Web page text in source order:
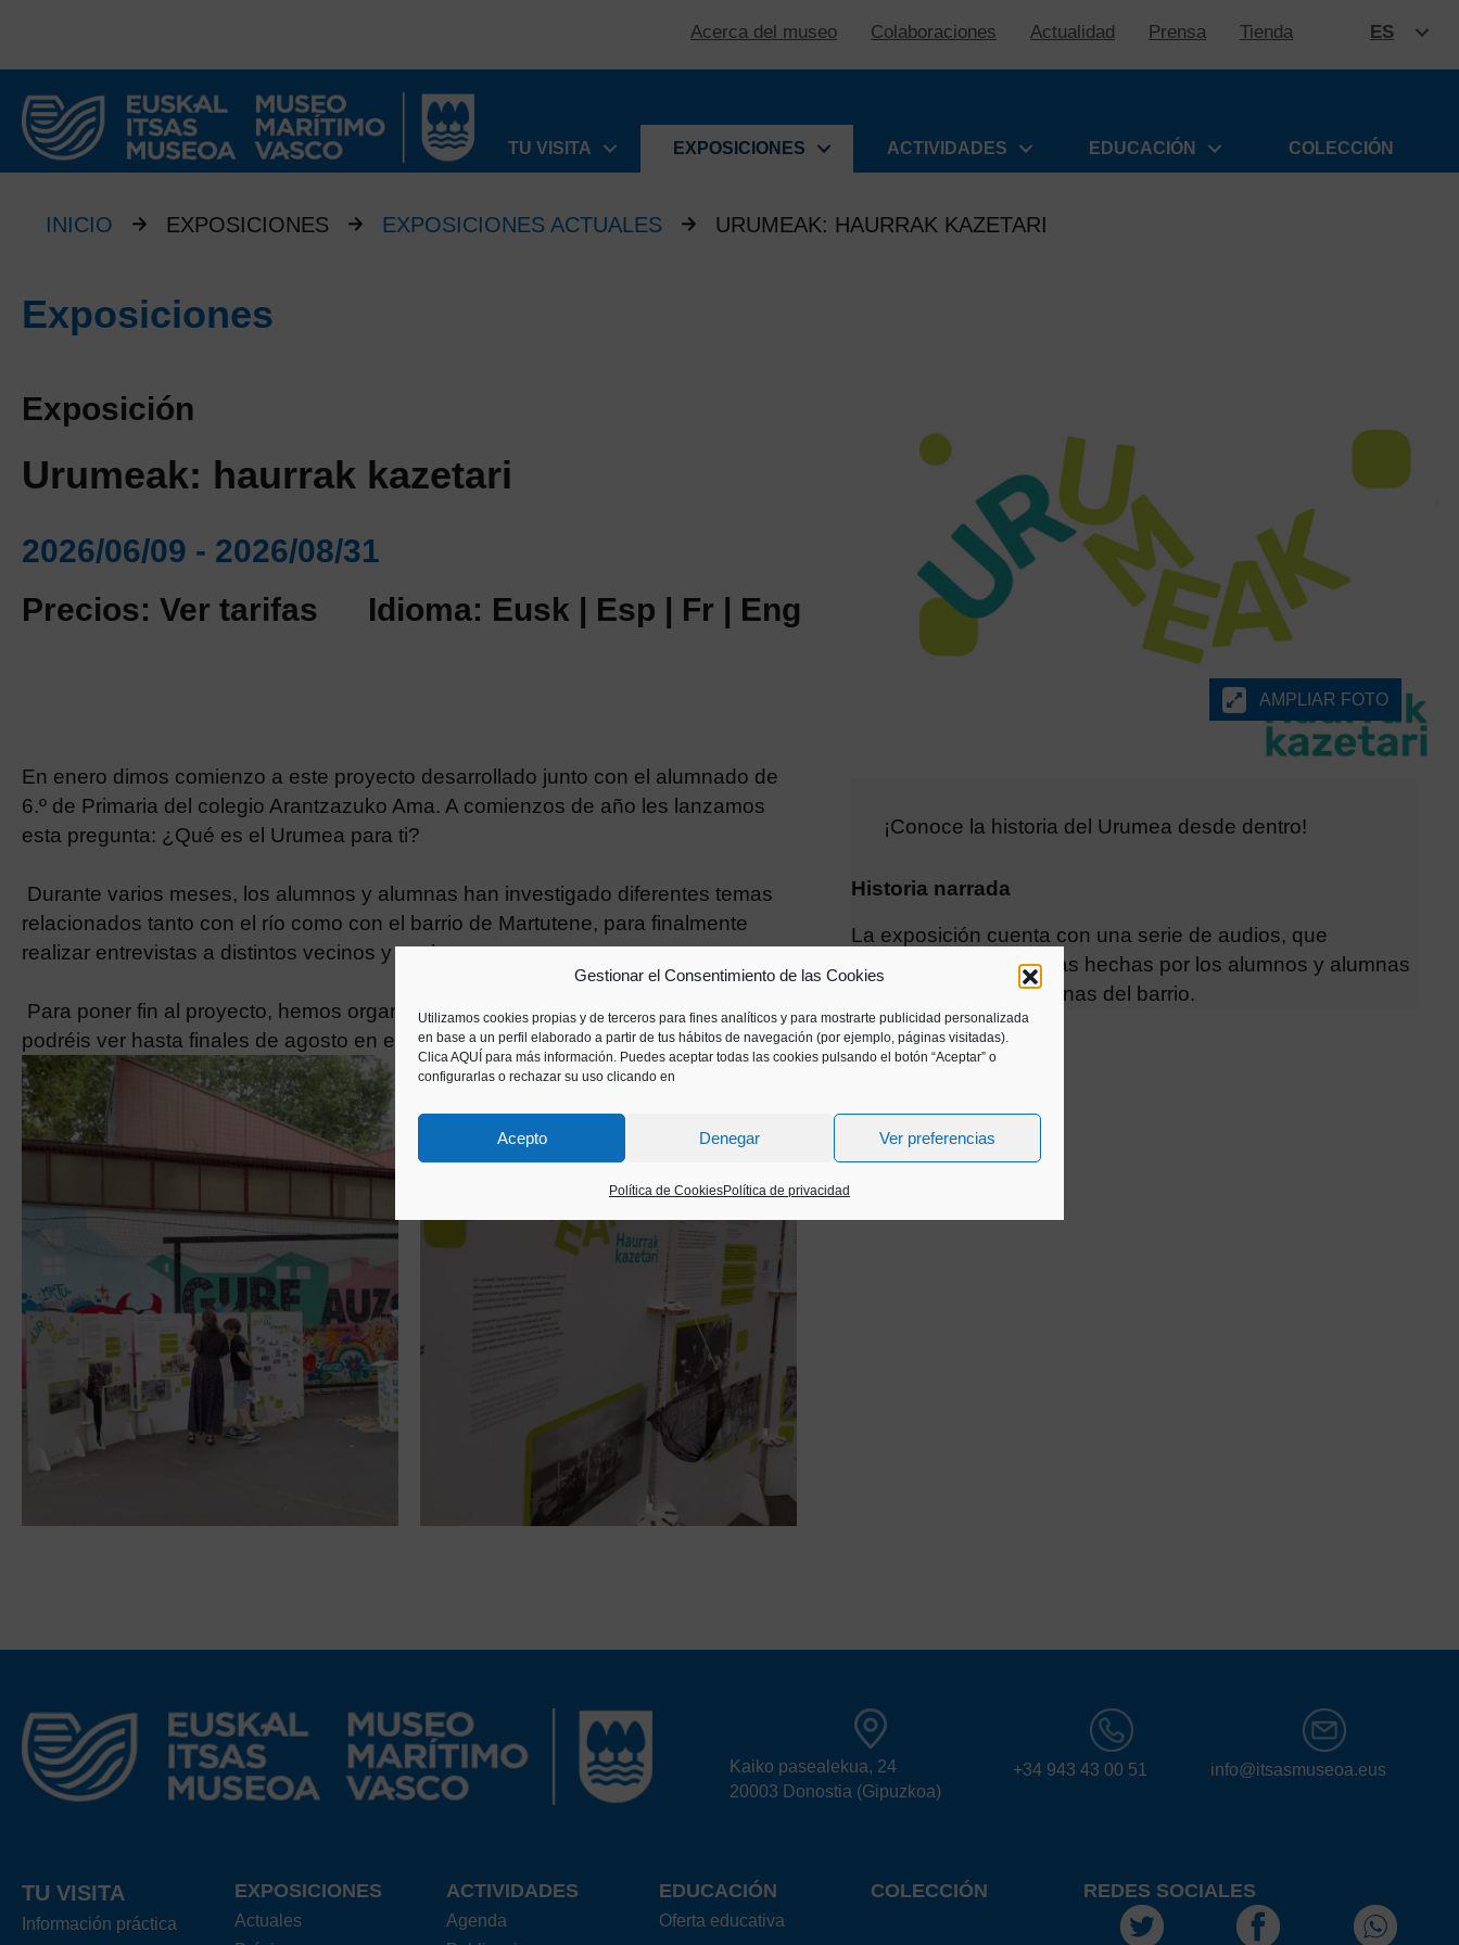
Gestionar el Consentimiento de las Cookies
Utilizamos cookies propias y de terceros para fines analíticos y para mostrarte publicidad personalizada
en base a un perfil elaborado a partir de tus hábitos de navegación (por ejemplo, páginas visitadas).
Clica AQUÍ para más información. Puedes aceptar todas las cookies pulsando el botón “Aceptar” o
configurarlas o rechazar su uso clicando en
Acepto Denegar Ver preferencias
Política de CookiesPolítica de privacidad
Acerca del museo Colaboraciones Actualidad Prensa Tienda ES
TU VISITA
EXPOSICIONES ACTIVIDADES EDUCACIÓN COLECCIÓN
INICIO EXPOSICIONES EXPOSICIONES ACTUALES URUMEAK: HAURRAK KAZETARI
Exposiciones
Exposición
Urumeak: haurrak kazetari
2026/06/09 - 2026/08/31
Precios: Ver tarifas
Idioma: Eusk | Esp | Fr | Eng
AMPLIAR FOTO
En enero dimos comienzo a este proyecto desarrollado junto con el alumnado de
6.º de Primaria del colegio Arantzazuko Ama. A comienzos de año les lanzamos
esta pregunta: ¿Qué es el Urumea para ti?
Durante varios meses, los alumnos y alumnas han investigado diferentes temas
relacionados tanto con el río como con el barrio de Martutene, para finalmente
realizar entrevistas a distintos vecinos y vecinas.
Para poner fin al proyecto, hemos organizado esta pequeña exposición que
podréis ver hasta finales de agosto en el Museo.
¡Conoce la historia del Urumea desde dentro!
Historia narrada
La exposición cuenta con una serie de audios, que
muestran las entrevistas hechas por los alumnos y alumnas
a varios vecinos y vecinas del barrio.
Kaiko pasealekua, 24
20003 Donostia (Gipuzkoa)
+34 943 43 00 51 info@itsasmuseoa.eus
TU VISITA
Información práctica
EXPOSICIONES
Actuales
ACTIVIDADES
Agenda
EDUCACIÓN
Oferta educativa
COLECCIÓN REDES SOCIALES